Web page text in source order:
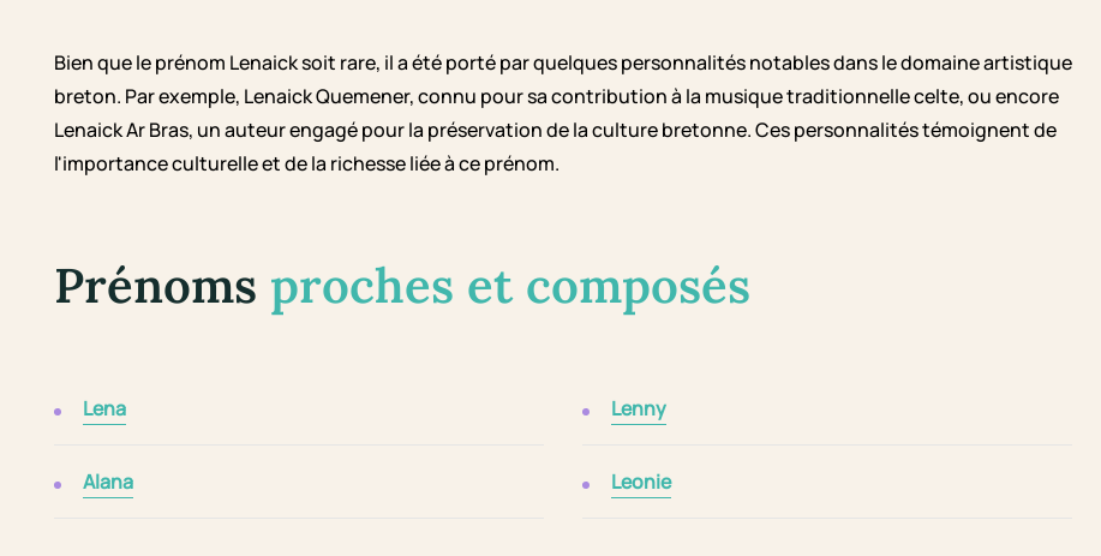
Bien que le prénom Lenaick soit rare, il a été porté par quelques personnalités notables dans le domaine artistique
breton. Par exemple, Lenaick Quemener, connu pour sa contribution à la musique traditionnelle celte, ou encore
Lenaick Ar Bras, un auteur engagé pour la préservation de la culture bretonne. Ces personnalités témoignent de
l'importance culturelle et de la richesse liée à ce prénom.
Prénoms proches et composés
Lena Lenny
Alana Leonie